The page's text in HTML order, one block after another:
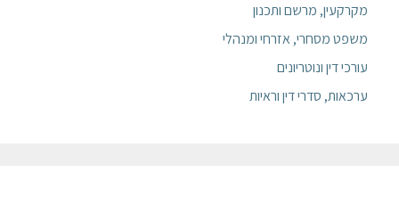
מקרקעין, מרשם ותכנון
משפט מסחרי, אזרחי ומנהלי
עורכי דין ונוטריונים
ערכאות, סדרי דין וראיות